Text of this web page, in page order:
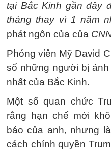
tại Bắc Kinh gần đây
tháng thay vì 1 năm
phát ngôn của của
Phóng viên Mỹ David
số những người bị
nhất của Bắc Kinh.
Một số quan chức
rằng hạn chế mới
báo của anh, nhưng
cách chính quyền